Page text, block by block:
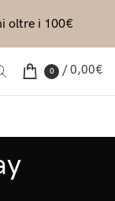
0 / 0,00€
oltre i 100€